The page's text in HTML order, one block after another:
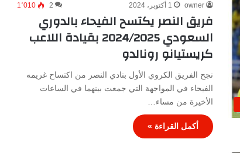
owner 1 أكتوبر، 2024 2 1٬010
فريق النصر يكتسح الفيحاء بالدوري
السعودي 2024/2025 بقيادة اللاعب
كريستيانو رونالدو
نجح الفريق الكروي الأول بنادي النصر من اكتساح غريمه
الفيحاء في المواجهة التي جمعت بينهما في الساعات
الأخيرة من مساء…
أكمل القراءة »